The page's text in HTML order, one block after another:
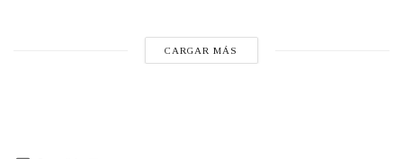
CARGAR MÁS